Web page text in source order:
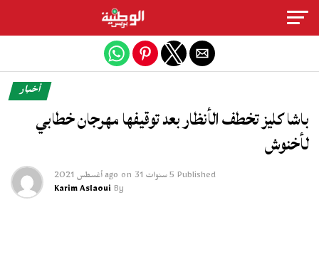
أخبار
باشا كليز تخطف الأنظار بعد توقيفها مهرجان خطابي
لأخنوش
Published 5 سنوات ago on 31 أغسطس 2021
By
Karim Aslaoui
Exit mobile version